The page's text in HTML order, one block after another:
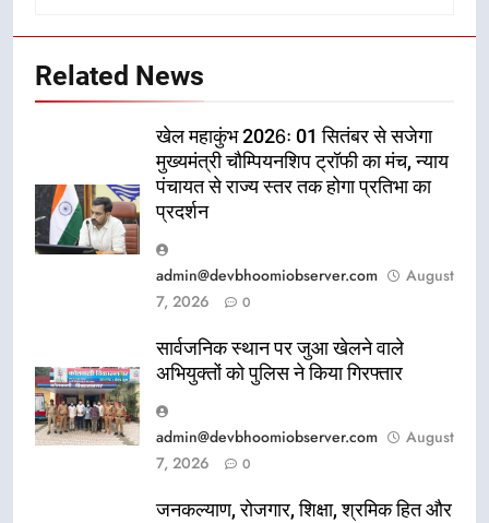
Related News
खेल महाकुंभ 2026ः 01 सितंबर से सजेगा
मुख्यमंत्री चौम्पियनशिप ट्रॉफी का मंच, न्याय
पंचायत से राज्य स्तर तक होगा प्रतिभा का
प्रदर्शन
admin@devbhoomiobserver.com
August
7, 2026
0
सार्वजनिक स्थान पर जुआ खेलने वाले
अभियुक्तों को पुलिस ने किया गिरफ्तार
admin@devbhoomiobserver.com
August
7, 2026
0
जनकल्याण, रोजगार, शिक्षा, श्रमिक हित और